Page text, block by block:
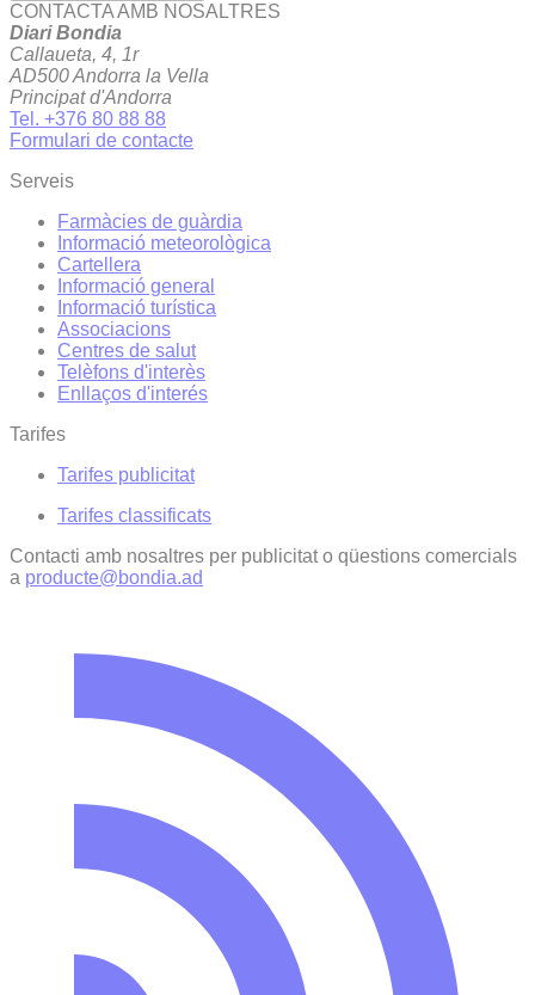
CONTACTA AMB NOSALTRES
Diari Bondia
Callaueta, 4, 1r
AD500 Andorra la Vella
Principat d'Andorra
Tel. +376 80 88 88
Formulari de contacte
Serveis
Farmàcies de guàrdia
Informació meteorològica
Cartellera
Informació general
Informació turística
Associacions
Centres de salut
Telèfons d'interès
Enllaços d'interés
Tarifes
Tarifes publicitat
Tarifes classificats
Contacti amb nosaltres per publicitat o qüestions comercials
a producte@bondia.ad